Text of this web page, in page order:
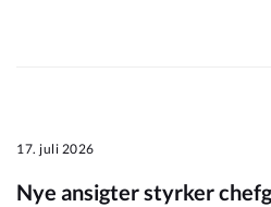
17. juli 2026
Nye ansigter styrker